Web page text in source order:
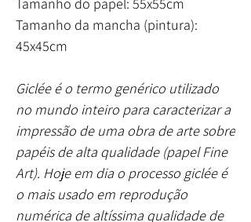
Tamanho da mancha (pintura):
45x45cm
Giclée é o termo genérico utilizado
no mundo inteiro para caracterizar a
impressão de uma obra de arte sobre
papéis de alta qualidade (papel Fine
Art). Hoje em dia o processo giclée é
o mais usado em reprodução
numérica de altíssima qualidade de